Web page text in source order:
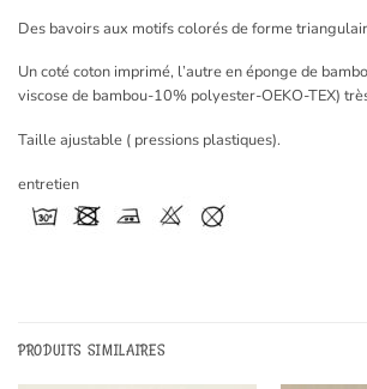
Des bavoirs aux motifs colorés de forme
Un coté coton imprimé, l’autre en éponge de
viscose de bambou-10% polyester-OEKO-TEX)
Taille ajustable ( pressions plastiques).
entretien
PRODUITS SIMILAIRES